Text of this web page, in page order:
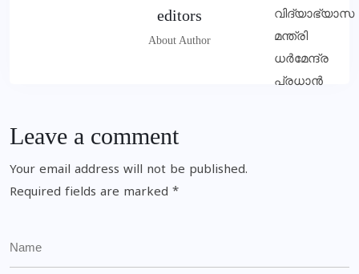
editors
About Author
Leave a comment
Your email address will not be published.
Required fields are marked *